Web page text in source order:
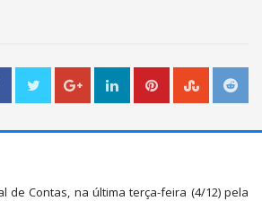
de Contas, na última terça-feira (4/12) pela